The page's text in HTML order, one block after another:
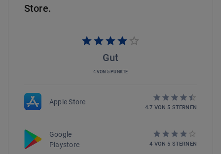
Store.
Gut
4 VON 5 PUNKTE
Apple Store
4.7 VON 5 STERNEN
Google
Playstore
4 VON 5 STERNEN